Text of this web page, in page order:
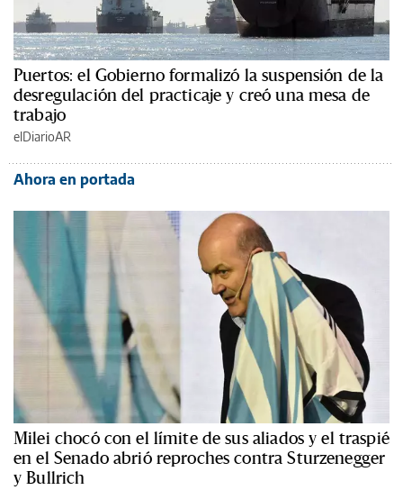
Puertos: el Gobierno formalizó la suspensión de la
desregulación del practicaje y creó una mesa de
trabajo
elDiarioAR
Ahora en portada
Milei chocó con el límite de sus aliados y el traspié
en el Senado abrió reproches contra Sturzenegger
y Bullrich